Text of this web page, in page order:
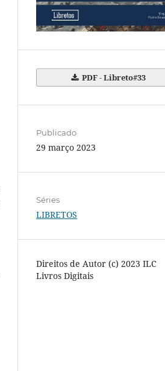
PDF - Libreto#33
Publicado
29 março 2023
Séries
LIBRETOS
Direitos de Autor (c) 2023 ILC
Livros Digitais